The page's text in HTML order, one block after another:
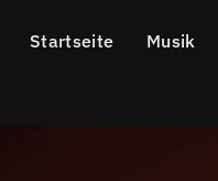
Startseite Musik